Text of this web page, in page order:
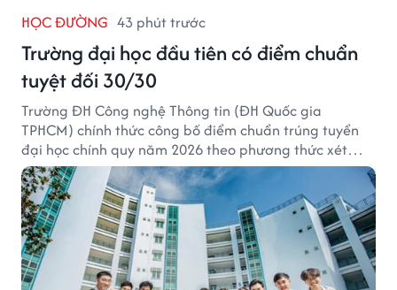
HỌC ĐƯỜNG 43 phút trước
Trường đại học đầu tiên có điểm chuẩn
tuyệt đối 30/30
Trường ĐH Công nghệ Thông tin (ĐH Quốc gia
TPHCM) chính thức công bố điểm chuẩn trúng tuyển
đại học chính quy năm 2026 theo phương thức xét
tuyển tổng hợp.